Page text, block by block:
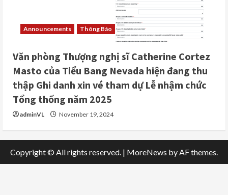
Announcements Thông Báo
Văn phòng Thượng nghị sĩ Catherine Cortez
Masto của Tiểu Bang Nevada hiện đang thu
thập Ghi danh xin vé tham dự Lễ nhậm chức
Tổng thống năm 2025
adminVL November 19, 2024
Copyright © All rights reserved. | MoreNews by AF themes.